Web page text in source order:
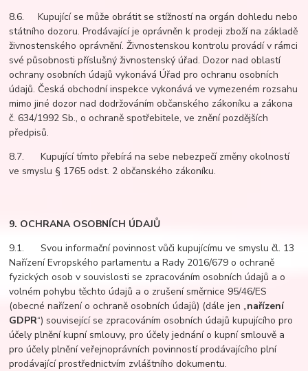
8.6. Kupující se může obrátit se stížností na orgán dohledu nebo
státního dozoru. Prodávající je oprávněn k prodeji zboží na základě
živnostenského oprávnění. Živnostenskou kontrolu provádí v rámci
své působnosti příslušný živnostenský úřad. Dozor nad oblastí
ochrany osobních údajů vykonává Úřad pro ochranu osobních
údajů. Česká obchodní inspekce vykonává ve vymezeném rozsahu
mimo jiné dozor nad dodržováním občanského zákoníku a zákona
č. 634/1992 Sb., o ochraně spotřebitele, ve znění pozdějších
předpisů.
8.7. Kupující tímto přebírá na sebe nebezpečí změny okolností
ve smyslu § 1765 odst. 2 občanského zákoníku.
9. OCHRANA OSOBNÍCH ÚDAJŮ
9.1. Svou informační povinnost vůči kupujícímu ve smyslu čl. 13
Nařízení Evropského parlamentu a Rady 2016/679 o ochraně
fyzických osob v souvislosti se zpracováním osobních údajů a o
volném pohybu těchto údajů a o zrušení směrnice 95/46/ES
(obecné nařízení o ochraně osobních údajů) (dále jen „nařízení
GDPR“) související se zpracováním osobních údajů kupujícího pro
účely plnění kupní smlouvy, pro účely jednání o kupní smlouvě a
pro účely plnění veřejnoprávních povinností prodávajícího plní
prodávající prostřednictvím zvláštního dokumentu.